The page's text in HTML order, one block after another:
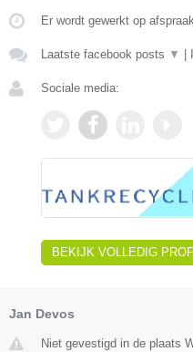
Er wordt gewerkt op afspraak.
Laatste facebook posts ▼ |
Sociale media:
BEKIJK VOLLEDIG
Jan Devos
Niet gevestigd in de plaats